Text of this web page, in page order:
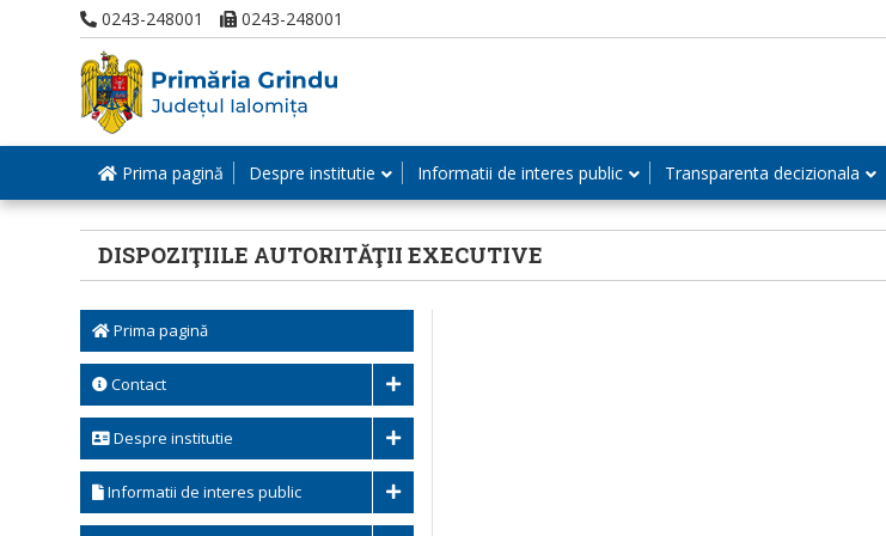
0243-248001 0243-248001
Prima pagină Despre institutie Informatii de interes public Transparenta decizionala
DISPOZIŢIILE AUTORITĂŢII EXECUTIVE
Prima pagină
Contact
Despre institutie
Informatii de interes public